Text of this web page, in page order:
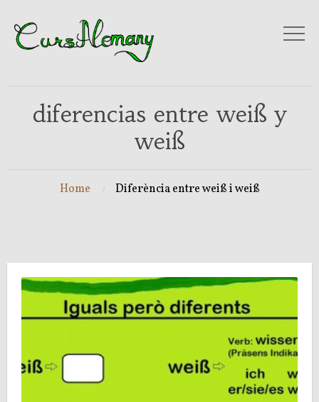
diferencias entre weiß y
weiß
Home Diferència entre weiß i weiß